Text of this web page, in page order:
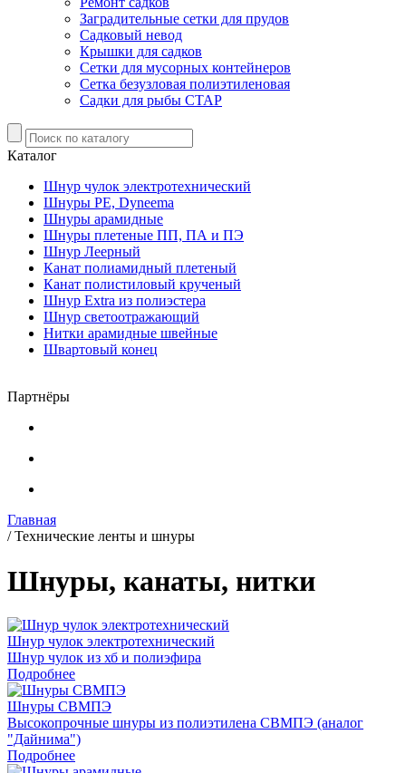
Заградительные сетки для прудов
Садковый невод
Крышки для садков
Сетки для мусорных контейнеров
Сетка безузловая полиэтиленовая
Садки для рыбы СТАР
Каталог
Шнур чулок электротехнический
Шнуры PE, Dyneema
Шнуры арамидные
Шнуры плетеные ПП, ПА и ПЭ
Шнур Леерный
Канат полиамидный плетеный
Канат полистиловый крученый
Шнур Extra из полиэстера
Шнур светоотражающий
Нитки арамидные швейные
Швартовый конец
Партнёры
Главная
/Технические ленты и шнуры
Шнуры, канаты, нитки
Шнур чулок электротехнический
Шнур чулок из хб и полиэфира
Подробнее
Шнуры СВМПЭ
Высокопрочные шнуры из полиэтилена СВМПЭ (аналог
"Дайнима")
Подробнее